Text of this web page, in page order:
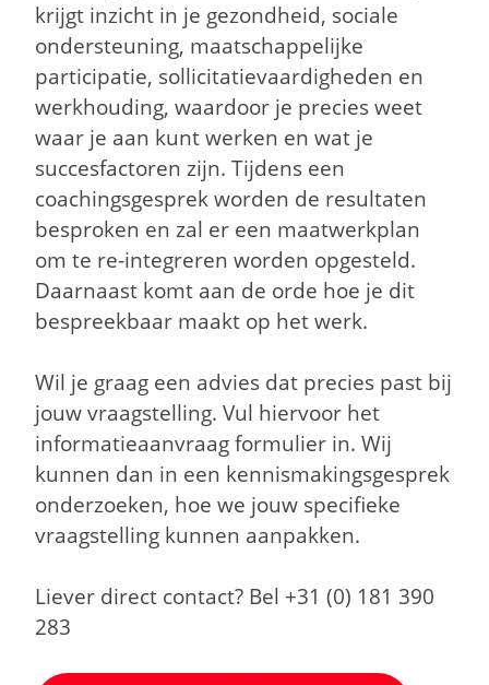
krijgt inzicht in je gezondheid, sociale
ondersteuning, maatschappelijke
participatie, sollicitatievaardigheden en
werkhouding, waardoor je precies weet
waar je aan kunt werken en wat je
succesfactoren zijn. Tijdens een
coachingsgesprek worden de resultaten
besproken en zal er een maatwerkplan
om te re-integreren worden opgesteld.
Daarnaast komt aan de orde hoe je dit
bespreekbaar maakt op het werk.
Wil je graag een advies dat precies past bij
jouw vraagstelling. Vul hiervoor het
informatieaanvraag formulier in. Wij
kunnen dan in een kennismakingsgesprek
onderzoeken, hoe we jouw specifieke
vraagstelling kunnen aanpakken.
Liever direct contact? Bel +31 (0) 181 390
283